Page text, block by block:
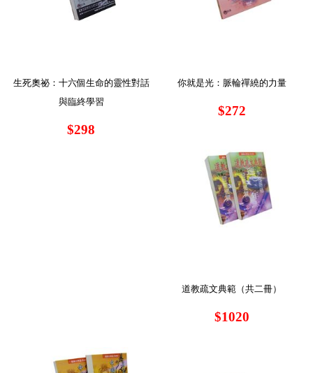
生死奧祕：十六個生命的靈性對話
與臨終學習
$298
你就是光：脈輪禪繞的力量
$272
道教疏文典範（共二冊）
$1020